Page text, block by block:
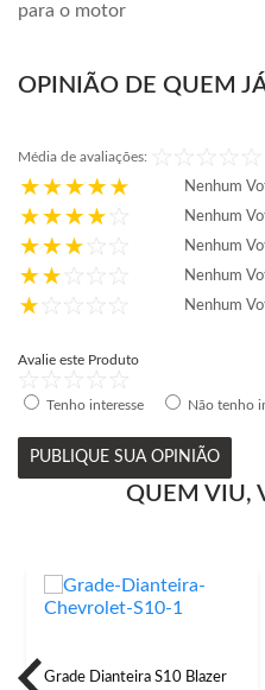
para o motor
OPINIÃO DE QUEM
Média de avaliações:
Nenhum
Nenhum
Nenhum
Nenhum
Nenhum
Avalie este Produto
Tenho interesse Não tenho
PUBLIQUE SUA OPINIÃO
QUEM VIU,
Grade Dianteira S10 Blazer